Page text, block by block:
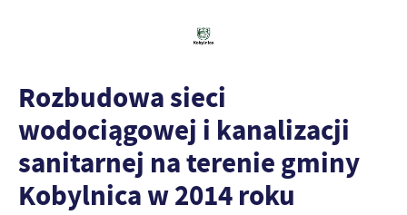
Rozbudowa sieci
wodociągowej i kanalizacji
sanitarnej na terenie gminy
Kobylnica w 2014 roku